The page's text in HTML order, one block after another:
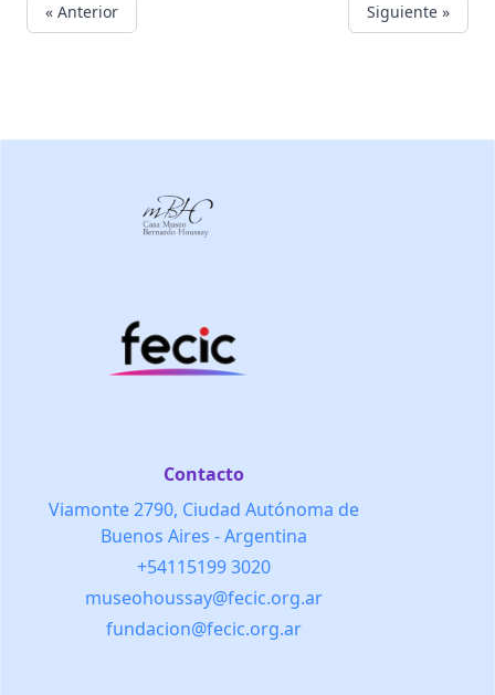
« Anterior Siguiente »
Contacto
Viamonte 2790, Ciudad Autónoma de
Buenos Aires - Argentina
+54115199 3020
museohoussay@fecic.org.ar
fundacion@fecic.org.ar